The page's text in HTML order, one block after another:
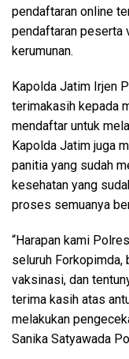
pendaftaran online
pendaftaran peserta
kerumunan.
Kapolda Jatim Irjen
terimakasih kepada
mendaftar untuk
Kapolda Jatim juga
panitia yang sudah
kesehatan yang
proses semuanya
“Harapan kami
seluruh Forkopimda,
vaksinasi, dan
terima kasih atas
melakukan
Sanika Satyawada